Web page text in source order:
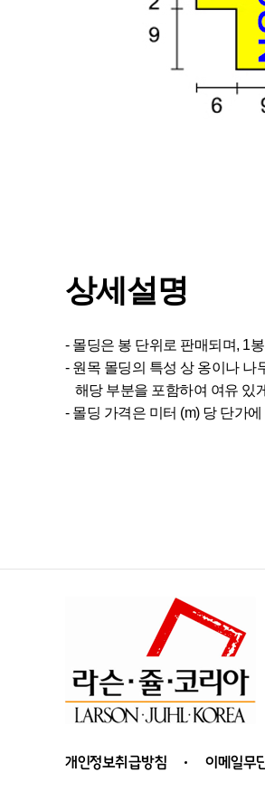
상세설명
- 몰딩은 봉 단위로 판매되며, 1
- 원목 몰딩의 특성 상 옹이나 나
해당 부분을 포함하여 여유 있
- 몰딩 가격은 미터 (m) 당 단가
개인정보취급방침 이메일무